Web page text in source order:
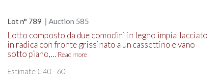
Lot n° 789 | Auction 585
Lotto composto da due comodini in legno impiallacciato
in radica con fronte grissinato a un cassettino e vano
sotto piano,… Read more
Estimate € 40 - 60